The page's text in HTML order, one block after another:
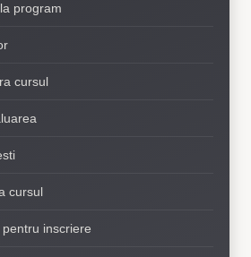
program
cursul
cursul
inscriere